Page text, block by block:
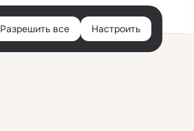
Войти
Разрешить все Настроить